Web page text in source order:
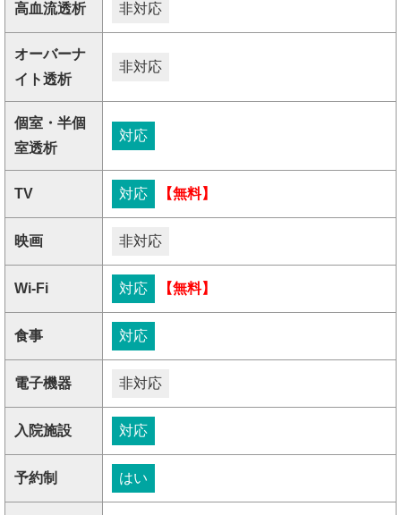
高血流透析 非対応
オーバーナ
イト透析
非対応
個室・半個
室透析
対応
TV 対応 【無料】
映画 非対応
Wi-Fi 対応 【無料】
食事 対応
電子機器 非対応
入院施設 対応
予約制 はい